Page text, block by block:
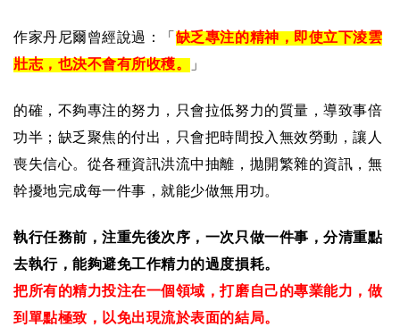
作家丹尼爾曾經說過：「 缺乏專注的精神，即使立下淩雲
壯志，也決不會有所收穫。
」
的確，不夠專注的努力，只會拉低努力的質量，導致事倍
功半；缺乏聚焦的付出，只會把時間投入無效勞動，讓人
喪失信心。從各種資訊洪流中抽離，拋開繁雜的資訊，無
幹擾地完成每一件事，就能少做無用功。
執行任務前，注重先後次序，一次只做一件事，分清重點
去執行，能夠避免工作精力的過度損耗。
把所有的精力投注在一個領域，打磨自己的專業能力，做
到單點極致，以免出現流於表面的結局。